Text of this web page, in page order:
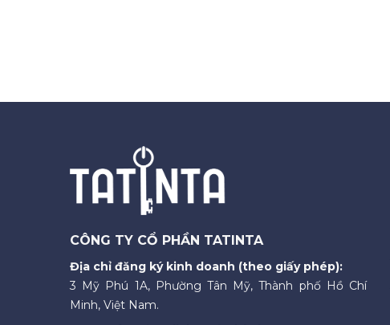
CÔNG TY CỔ PHẦN TATINTA
Địa chỉ đăng ký kinh doanh (theo giấy phép):
3 Mỹ Phú 1A, Phường Tân Mỹ, Thành phố Hồ Chí
Minh, Việt Nam.